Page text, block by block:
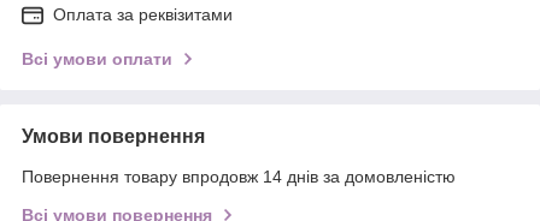
Оплата за реквізитами
Всі умови оплати
Умови повернення
Повернення товару впродовж 14 днів за домовленістю
Всі умови повернення